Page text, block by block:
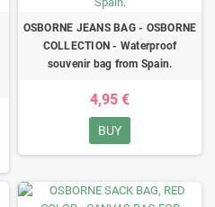
OSBORNE JEANS BAG - OSBORNE
COLLECTION - Waterproof
souvenir bag from Spain.
4,95 €
BUY